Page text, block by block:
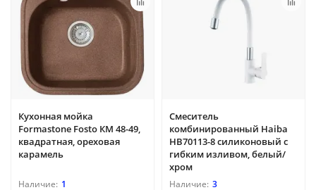
Кухонная мойка
Formastone Fosto КМ 48-49,
квадратная, ореховая
карамель
1
Смеситель
комбинированный Haiba
HB70113-8 силиконовый с
гибким изливом, белый/
хром
3